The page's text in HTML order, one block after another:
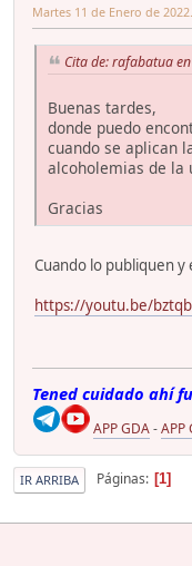
Martes 11 de Enero de
Cita de: rafabatua
Buenas tardes,
donde puedo
cuando se aplican
alcoholemias de la
Gracias
Cuando lo publiquen
https://youtu.be/
Tened cuidado ahí
APP GDA-APP
IR ARRIBA Páginas 1